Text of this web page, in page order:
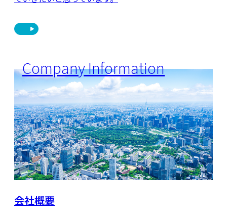
Company Information
会社概要